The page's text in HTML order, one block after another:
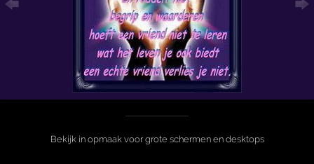
Bekijk in opmaak voor grote schermen en desktops